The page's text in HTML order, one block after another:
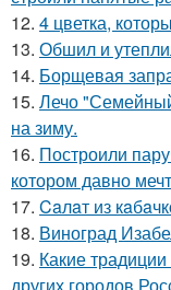
12. 4 цветка,
13. Обшил и
14. Борщевая
15. Лечо
на зиму.
16. Построили
котором давно
17. Caлaт из
18. Виноград
19. Какие